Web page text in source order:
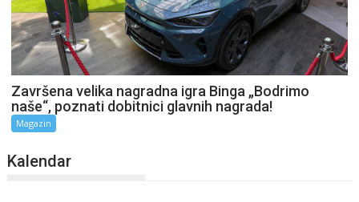
Završena velika nagradna igra Binga „Bodrimo
naše“, poznati dobitnici glavnih nagrada!
Magazin
Kalendar